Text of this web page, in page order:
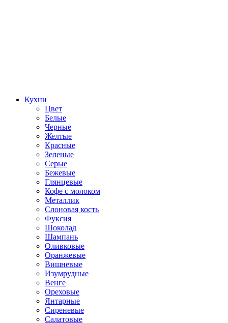
Кухни
Цвет
Белые
Черные
Желтые
Красные
Зеленые
Серые
Бежевые
Глянцевые
Кофе с молоком
Металлик
Слоновая кость
Фуксия
Шоколад
Шампань
Оливковые
Оранжевые
Вишневые
Изумрудные
Венге
Ореховые
Янтарные
Сиреневые
Салатовые